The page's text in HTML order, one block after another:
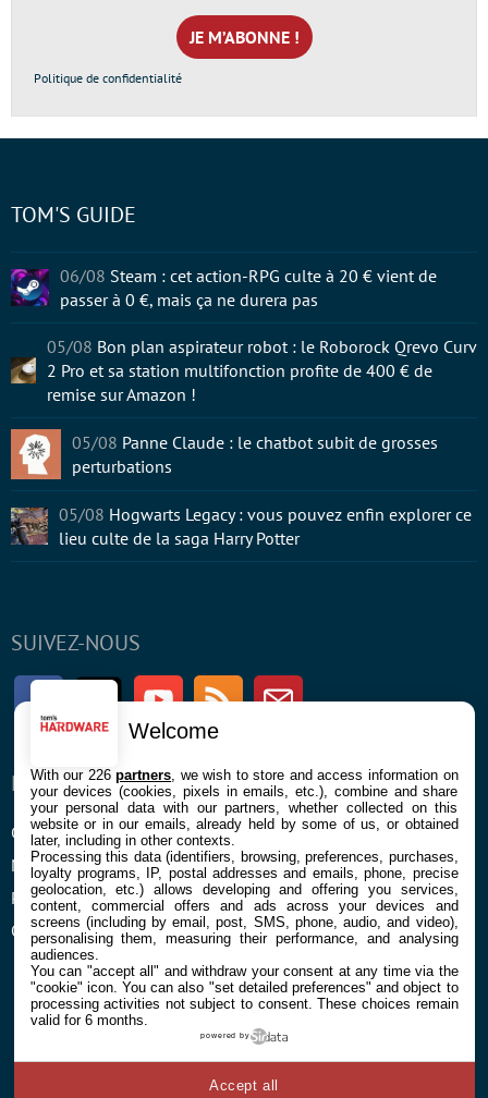
mail
*
Politique de confidentialité
SUIVEZ-NOUS
FacebookTwitter Youtube RSS Newsletter
ENTREPRISE
Confidentialité et Cookies
Mentions légales et CGU
Préférences Cookies
Qui sommes nous
À PROPOS
Contact
TOM'S GUIDE
06/08 Steam : cet action-RPG culte à 20 € vient de
passer à 0 €, mais ça ne durera pas
05/08 Bon plan aspirateur robot : le Roborock Qrevo Curv
2 Pro et sa station multifonction profite de 400 € de
remise sur Amazon !
05/08 Panne Claude : le chatbot subit de grosses
perturbations
05/08 Hogwarts Legacy : vous pouvez enfin explorer ce
lieu culte de la saga Harry Potter
Welcome
With our 226partners , we wish to store and access information on
your devices (cookies, pixels in emails, etc.), combine and share
your personal data with our partners, whether collected on this
website or in our emails, already held by some of us, or obtained
later, including in other contexts.
Processing this data (identifiers, browsing, preferences, purchases,
loyalty programs, IP, postal addresses and emails, phone, precise
geolocation, etc.) allows developing and offering you services,
content, commercial offers and ads across your devices and
screens (including by email, post, SMS, phone, audio, and video),
personalising them, measuring their performance, and analysing
audiences.
You can "accept all" and withdraw your consent at any time via the
"cookie" icon. You can also "set detailed preferences" and object to
processing activities not subject to consent. These choices remain
valid for 6 months.
powered by
Accept all